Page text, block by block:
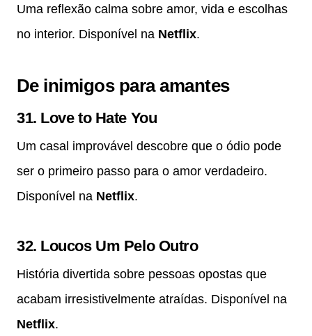
Uma reflexão calma sobre amor, vida e escolhas
no interior. Disponível na Netflix.
De inimigos para amantes
31. Love to Hate You
Um casal improvável descobre que o ódio pode
ser o primeiro passo para o amor verdadeiro.
Disponível na Netflix.
32. Loucos Um Pelo Outro
História divertida sobre pessoas opostas que
acabam irresistivelmente atraídas. Disponível na
Netflix.